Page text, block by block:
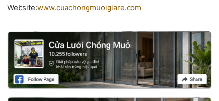
Website:www.cuachongmuoigiare.com